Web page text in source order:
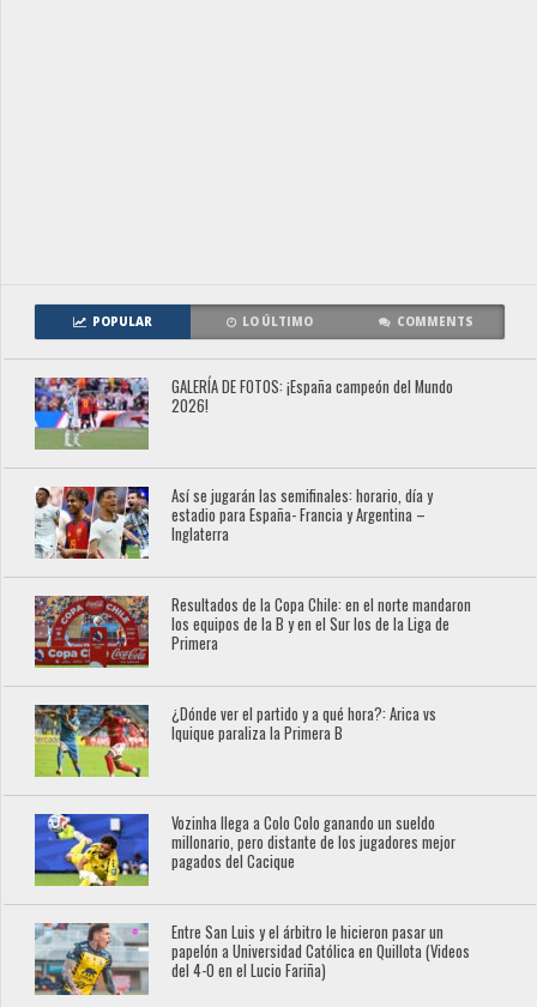
POPULAR LO ÚLTIMO COMMENTS
GALERÍA DE FOTOS: ¡España campeón del Mundo
2026!
Así se jugarán las semifinales: horario, día y
estadio para España- Francia y Argentina –
Inglaterra
Resultados de la Copa Chile: en el norte mandaron
los equipos de la B y en el Sur los de la Liga de
Primera
¿Dónde ver el partido y a qué hora?: Arica vs
Iquique paraliza la Primera B
Vozinha llega a Colo Colo ganando un sueldo
millonario, pero distante de los jugadores mejor
pagados del Cacique
Entre San Luis y el árbitro le hicieron pasar un
papelón a Universidad Católica en Quillota (Videos
del 4-0 en el Lucio Fariña)